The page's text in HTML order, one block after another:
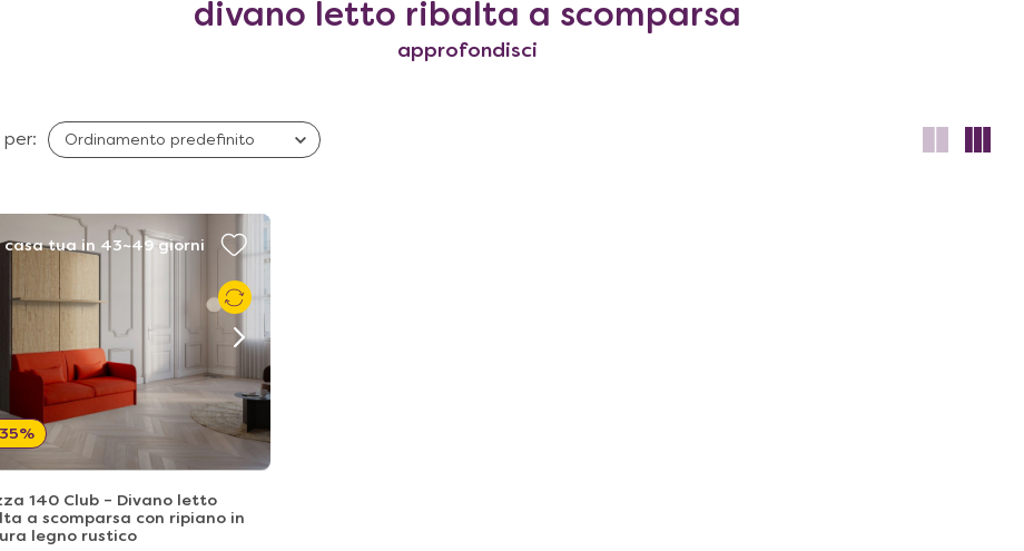
divano letto ribalta a scomparsa
approfondisci
per:
casa tua in 43~49 giorni
35%
140 Club – Divano letto
a scomparsa con ripiano in
legno rustico